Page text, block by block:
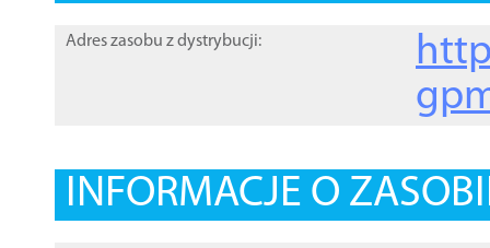
Adres zasobu z dystrybucji:
INFORMACJE O